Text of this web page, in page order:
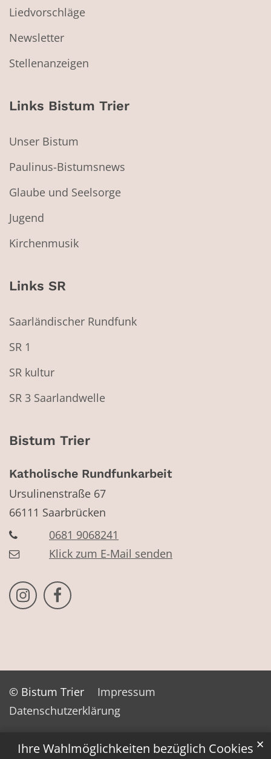
Ihre Wahlmöglichkeiten bezüglich Cookies ✕
Liedvorschläge
Newsletter
Stellenanzeigen
Links Bistum Trier
Unser Bistum
Paulinus-Bistumsnews
Glaube und Seelsorge
Jugend
Kirchenmusik
Links SR
Saarländischer Rundfunk
SR 1
SR kultur
SR 3 Saarlandwelle
Bistum Trier
Katholische Rundfunkarbeit
Ursulinenstraße 67
66111 Saarbrücken
0681 9068241
Klick zum E-Mail senden
Bistum Trier auf Instragram
Bistum Trier auf Facebook
© Bistum Trier
Impressum
Datenschutzerklärung